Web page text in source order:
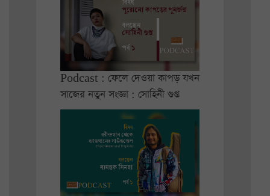
Podcast : ফেলে দেওয়া কাপড় যখন
সাজের নতুন সংজ্ঞা : সোহিনী গুপ্ত